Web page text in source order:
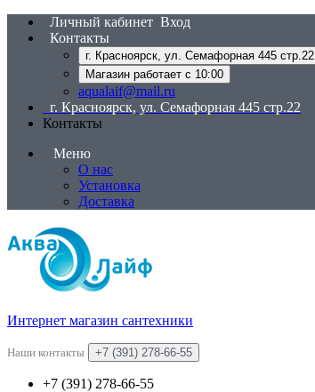
Личный кабинет Вход
Контакты
г. Красноярск, ул. Семафорная 445 стр.22
Магазин работает с 10:00
aqualaif@mail.ru
г. Красноярск, ул. Семафорная 445 стр.22
Контакты
Меню
О нас
Установка
Доставка
Интернет магазин сантехники
Наши контакты +7 (391) 278-66-55
+7 (391) 278-66-55